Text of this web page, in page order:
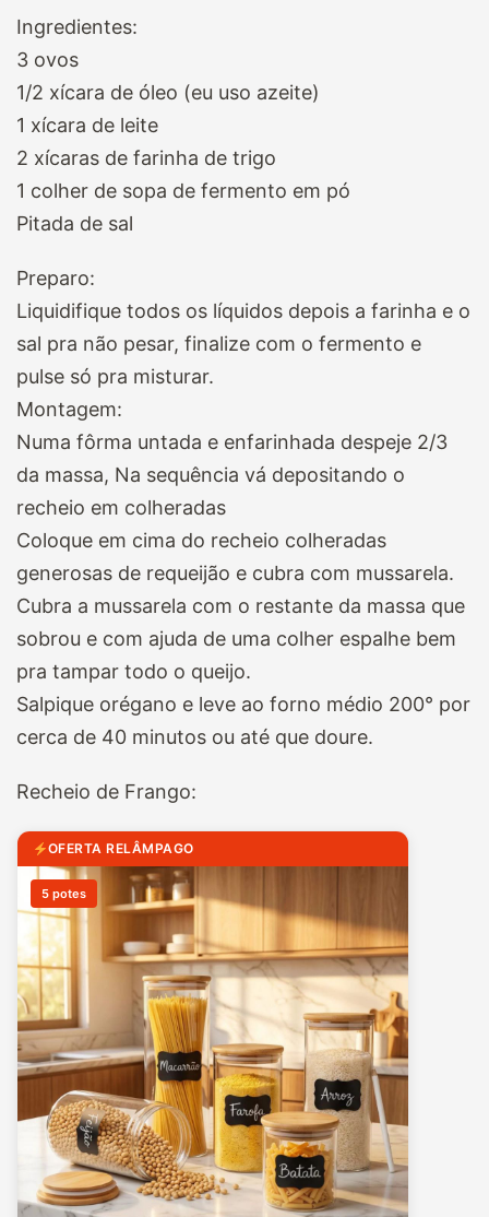
Ingredientes:
3 ovos
1/2 xícara de óleo (eu uso azeite)
1 xícara de leite
2 xícaras de farinha de trigo
1 colher de sopa de fermento em pó
Pitada de sal
Preparo:
Liquidifique todos os líquidos depois a farinha e o
sal pra não pesar, finalize com o fermento e
pulse só pra misturar.
Montagem:
Numa fôrma untada e enfarinhada despeje 2/3
da massa, Na sequência vá depositando o
recheio em colheradas
Coloque em cima do recheio colheradas
generosas de requeijão e cubra com mussarela.
Cubra a mussarela com o restante da massa que
sobrou e com ajuda de uma colher espalhe bem
pra tampar todo o queijo.
Salpique orégano e leve ao forno médio 200° por
cerca de 40 minutos ou até que doure.
Recheio de Frango:
OFERTA RELÂMPAGO
5 potes